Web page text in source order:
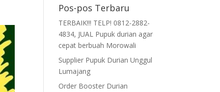
Pos-pos Terbaru
TERBAIK!!! TELP! 0812-2882-
4834, JUAL Pupuk durian agar
cepat berbuah Morowali
Supplier Pupuk Durian Unggul
Lumajang
Order Booster Durian